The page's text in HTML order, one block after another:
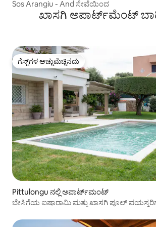
Sos Arangiu - And ಸೇವೆಯಿಂದ
ಖಾಸಗಿ ಅಪಾರ್ಟ್‌ಮೆಂಟ್
ಗೆಸ್ಟ್‌ಗಳ ಅಚ್ಚುಮೆಚ್ಚಿನದು
ಗೆಸ್ಟ್‌ಗಳ ಅಚ್ಚುಮೆಚ್ಚಿನದು
Pittulongu ನಲ್ಲಿ ಅಪಾರ್ಟ್‌ಮಂಟ್
ಬೇಸಿಗೆಯ ಐಷಾರಾಮಿ ಮತ್ತು ಖಾಸಗಿ ಪೂಲ್